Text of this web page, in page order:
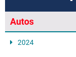
Autos
2024